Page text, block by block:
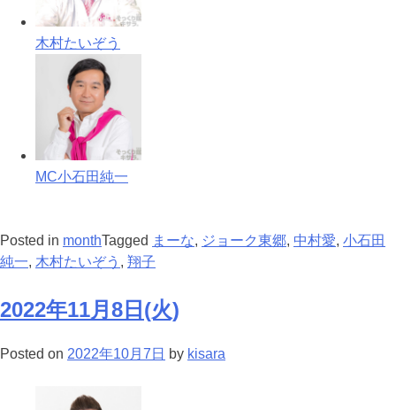
木村たいぞう
MC小石田純一
Posted in monthTagged まーな, ジョーク東郷, 中村愛, 小石田
純一, 木村たいぞう , 翔子
2022年11月8日(火)
Posted on 2022年10月7日 by kisara